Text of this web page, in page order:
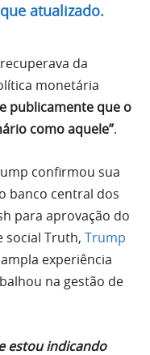
atualizado.
da
monetária
publicamente que o
como aquele”.
confirmou sua
banco central dos
para aprovação do
social Truth, Trump
experiência
na gestão de
estou indicando